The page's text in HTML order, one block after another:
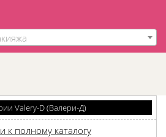
Valery-D (Валери-Д)
к полному каталогу